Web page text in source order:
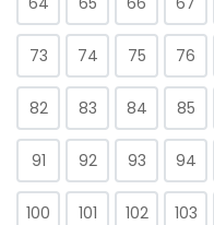
73 74 75 76
82 83 84 85
91 92 93 94
100 101 102 103